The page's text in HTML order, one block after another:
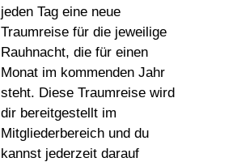
jeden Tag eine neue
Traumreise für die jeweilige
Rauhnacht, die für einen
Monat im kommenden Jahr
steht. Diese Traumreise wird
dir bereitgestellt im
Mitgliederbereich und du
kannst jederzeit darauf